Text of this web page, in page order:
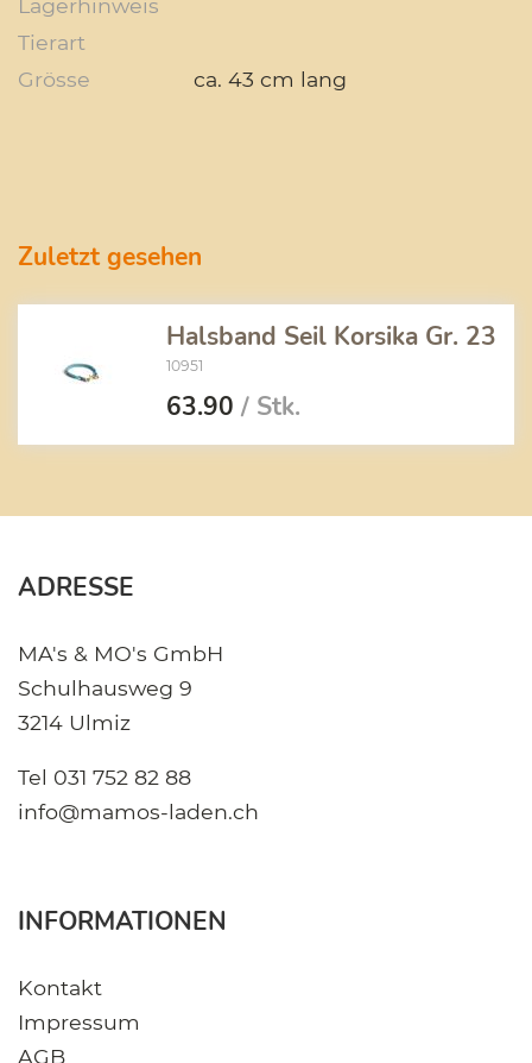
Lagerhinweis
Tierart
Grösse
ca. 43 cm lang
Zuletzt gesehen
Halsband Seil Korsika Gr. 23
10951
63.90 / Stk.
ADRESSE
MA's & MO's GmbH
Schulhausweg 9
3214 Ulmiz
Tel 031 752 82 88
info@mamos-laden.ch
INFORMATIONEN
Kontakt
Impressum
AGB